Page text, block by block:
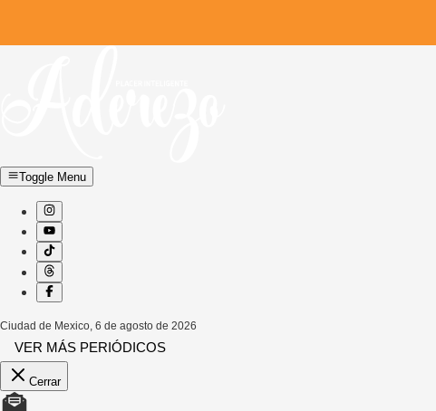
Toggle Menu
Ciudad de Mexico, 6 de agosto de 2026
VER MÁS PERIÓDICOS
Cerrar